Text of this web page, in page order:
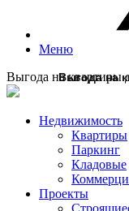
Меню
Выгода на квартиры
Недвижимость
Квартиры
Паркинг
Кладовые
Проекты